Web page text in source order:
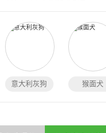
意大利灰狗 猴面犬